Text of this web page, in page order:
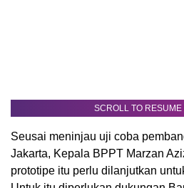
SCROLL TO
Seusai meninjau uji coba
Jakarta, Kepala BPPT Marzan
prototipe itu perlu dilanjutkan